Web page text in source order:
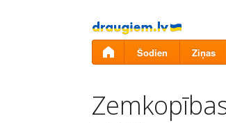
Pāriet
uz
saturu
Šodien Ziņas